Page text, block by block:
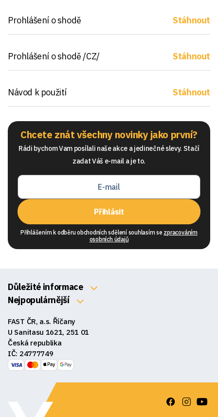
Prohlášení o shodě Stáhnout
Prohlášení o shodě /CZ/ Stáhnout
Návod k použití Stáhnout
Chcete znát všechny novinky jako první?
Rádi bychom Vam posílali naše akce a jedinečné slevy. Stačí
zadat Váš e-mail a je to.
Přihlásit
Přihlášením k odběru obchodních sdělení souhlasím se zpracováním
osobních údajů
Důležité informace
O nás
Obchodní podmínky
Reklamace a vrácení zboží
GDPR
Nejpopulárnější
Myši
Sluchátka
Reproduktory
Podložky pod myš
FAST ČR, a.s. Říčany
U Sanitasu 1621, 251 01
Česká republika
IČ: 24777749